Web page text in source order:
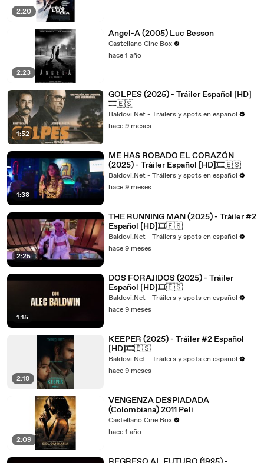
2:20
2:23
Angel-A (2005) Luc Besson
Castellano Cine Box
hace 1 año
1:52
GOLPES (2025) - Tráiler Español [HD]
🎞️🇪🇸
Baldovi.Net - Tráilers y spots en español
hace 9 meses
1:38
ME HAS ROBADO EL CORAZÓN
(2025) - Tráiler Español [HD]🎞️🇪🇸
Baldovi.Net - Tráilers y spots en español
hace 9 meses
2:25
THE RUNNING MAN (2025) - Tráiler #2
Español [HD]🎞️🇪🇸
Baldovi.Net - Tráilers y spots en español
hace 9 meses
1:15
DOS FORAJIDOS (2025) - Tráiler
Español [HD]🎞️🇪🇸
Baldovi.Net - Tráilers y spots en español
hace 9 meses
2:18
KEEPER (2025) - Tráiler #2 Español
[HD]🎞️🇪🇸
Baldovi.Net - Tráilers y spots en español
hace 9 meses
2:09
VENGENZA DESPIADADA
(Colombiana) 2011 Peli
Castellano Cine Box
hace 1 año